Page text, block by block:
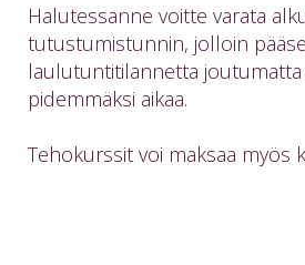
Halutessanne voitte varata
tutustumistunnin, jolloin
laulutuntitilannetta
pidemmäksi aikaa.
Tehokurssit voi maksaa myös